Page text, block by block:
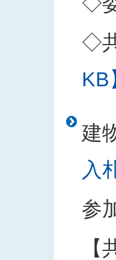
◇
KB
建
入
参
【